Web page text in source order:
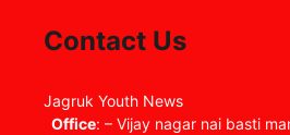
Contact Us
Jagruk Youth News
Office: – Vijay nagar nai basti